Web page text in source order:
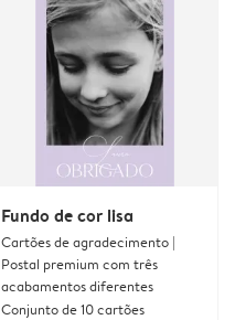
Fundo de cor lisa
Cartões de agradecimento |
Postal premium com três
acabamentos diferentes
Conjunto de 10 cartões